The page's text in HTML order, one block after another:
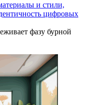
и стили,
цифровых
фазу бурной